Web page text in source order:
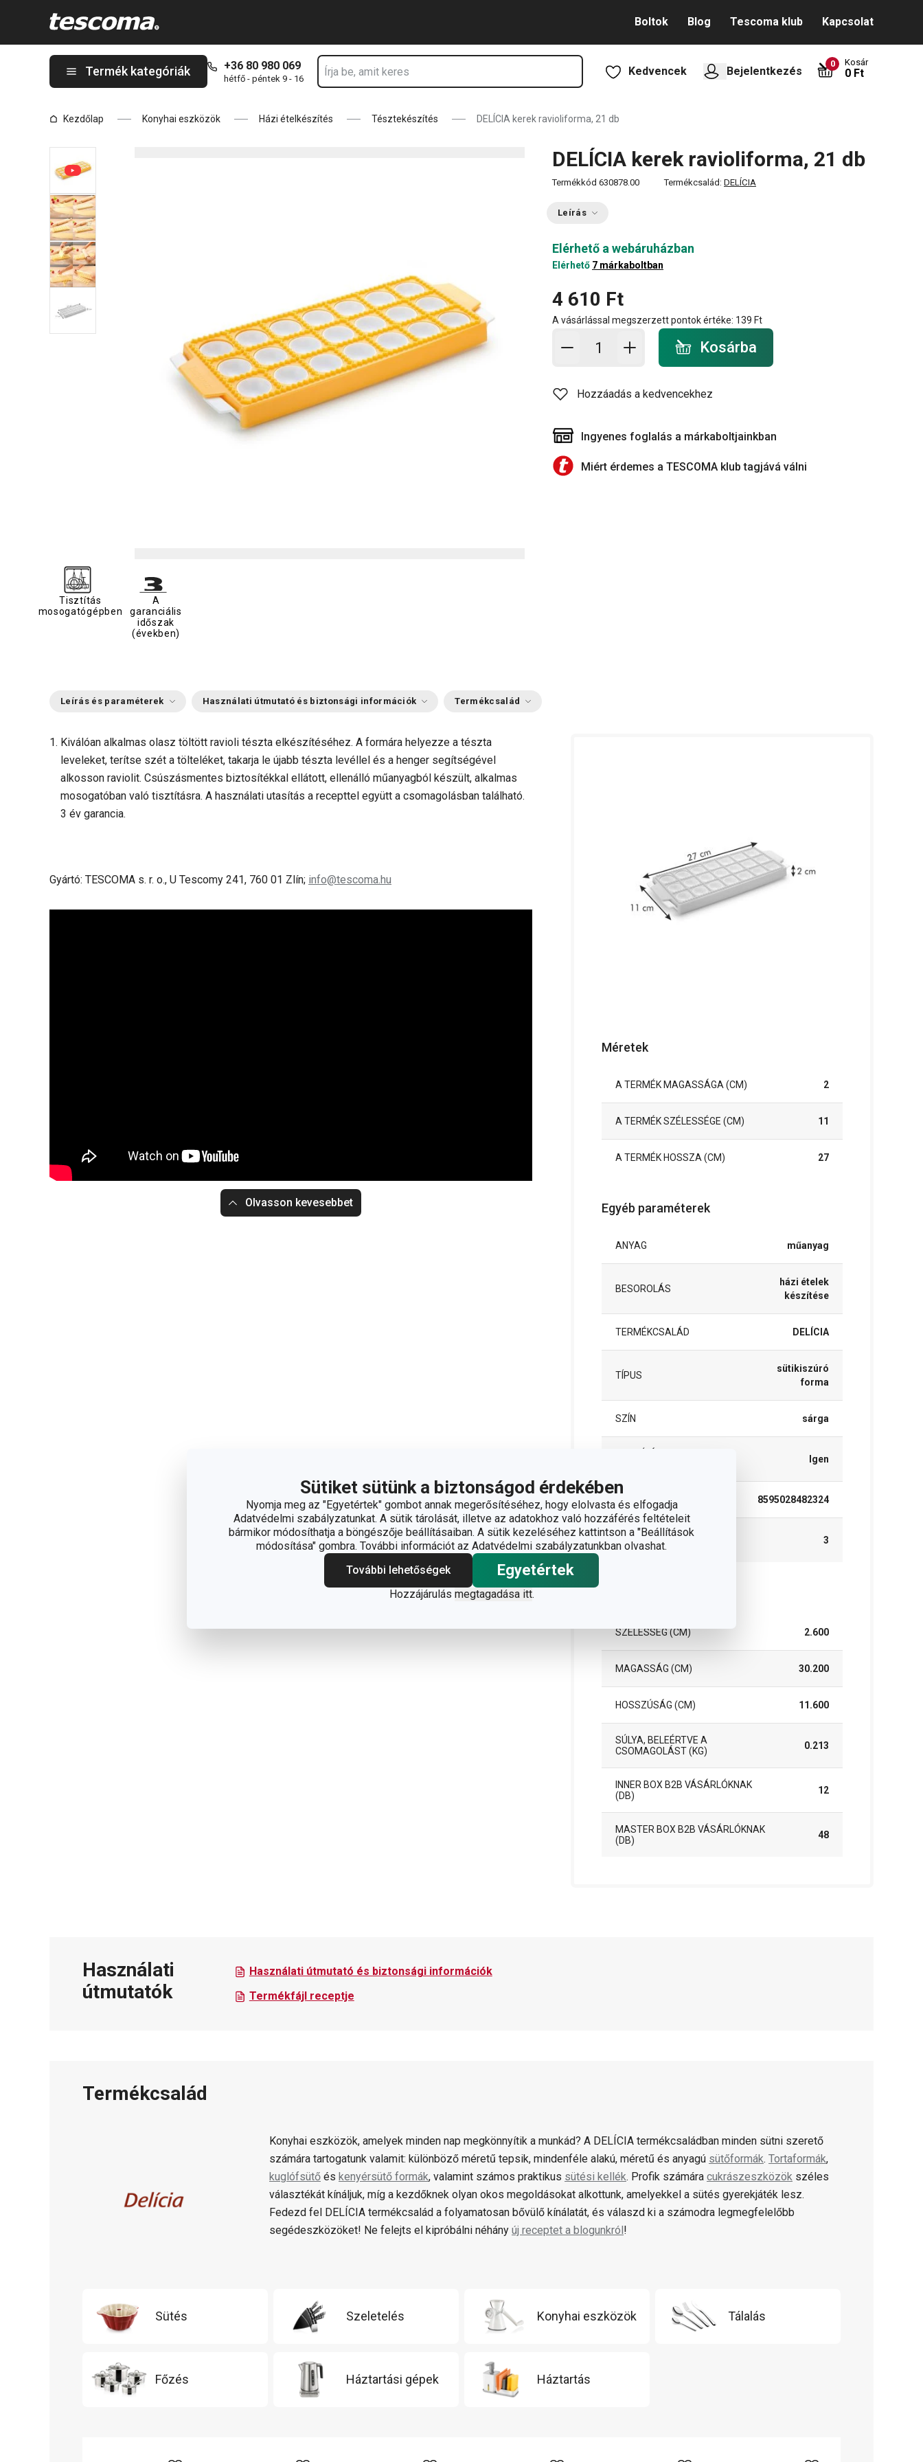
Sütiket sütünk a biztonságod érdekében
Nyomja meg az "Egyetértek" gombot annak megerősítéséhez, hogy elolvasta és elfogadja
Adatvédelmi szabályzatunkat. A sütik tárolását, illetve az adatokhoz való hozzáférés feltételeit
bármikor módosíthatja a böngészője beállításaiban. A sütik kezeléséhez kattintson a "Beállítások
módosítása" gombra. További információt az Adatvédelmi szabályzatunkban olvashat.
További lehetőségek
Egyetértek
Hozzájárulás megtagadása itt.
Boltok Blog Tescoma klub Kapcsolat
Termék kategóriák +36 80 980 069
hétfő - péntek 9 - 16
Kedvencek Bejelentkezés
0 Kosár
0 Ft
Kezdőlap Konyhai eszközök Házi ételkészítés Tésztekészítés DELÍCIA kerek ravioliforma, 21 db
DELÍCIA kerek ravioliforma, 21 db
Termékkód 630878.00 Termékcsalád: DELÍCIA
Leírás
Elérhető a webáruházban
Elérhető 7 márkaboltban
4 610 Ft
A vásárlással megszerzett pontok értéke: 139 Ft
Kosárba - mennyiség
Kosárba
Hozzáadás a kedvencekhez
Ingyenes foglalás a márkaboltjainkban
Miért érdemes a TESCOMA klub tagjává válni
Tisztítás
mosogatógépben
A
garanciális
időszak
(években)
Leírás és paraméterek Használati útmutató és biztonsági információk Termékcsalád
Kiválóan alkalmas olasz töltött ravioli tészta elkészítéséhez. A formára helyezze a tészta
leveleket, terítse szét a tölteléket, takarja le újabb tészta levéllel és a henger segítségével
alkosson raviolit. Csúszásmentes biztosítékkal ellátott, ellenálló műanyagból készült, alkalmas
mosogatóban való tisztításra. A használati utasítás a recepttel együtt a csomagolásban található.
3 év garancia.
Gyártó: TESCOMA s. r. o., U Tescomy 241, 760 01 Zlín; info@tescoma.hu
Olvasson kevesebbet
Méretek
A TERMÉK MAGASSÁGA (CM) 2
A TERMÉK SZÉLESSÉGE (CM) 11
A TERMÉK HOSSZA (CM) 27
Egyéb paraméterek
ANYAG műanyag
BESOROLÁS
házi ételek
készítése
TERMÉKCSALÁD DELÍCIA
TÍPUS
sütikiszúró
forma
SZÍN sárga
Igen
EAN 8595028482324
A GARANCIÁLIS IDŐSZAK
(ÉVEKBEN)
3
SZÉLESSÉG (CM) 2.600
MAGASSÁG (CM) 30.200
HOSSZÚSÁG (CM) 11.600
SÚLYA, BELEÉRTVE A
CSOMAGOLÁST (KG)
0.213
INNER BOX B2B VÁSÁRLÓKNAK
(DB)
12
MASTER BOX B2B VÁSÁRLÓKNAK
(DB)
48
Használati
útmutatók
Használati útmutató és biztonsági információk
Termékfájl receptje
Termékcsalád
Konyhai eszközök, amelyek minden nap megkönnyítik a munkád? A DELÍCIA termékcsaládban minden sütni szerető
számára tartogatunk valamit: különböző méretű tepsik, mindenféle alakú, méretű és anyagú sütőformák. Tortaformák,
kuglófsütő és kenyérsütő formák, valamint számos praktikus sütési kellék. Profik számára cukrászeszközök széles
választékát kínáljuk, míg a kezdőknek olyan okos megoldásokat alkottunk, amelyekkel a sütés gyerekjáték lesz.
Fedezd fel DELÍCIA termékcsalád a folyamatosan bővülő kínálatát, és válaszd ki a számodra legmegfelelőbb
segédeszközöket! Ne felejts el kipróbálni néhány új receptet a blogunkról!
Sütés Szeletelés Konyhai eszközök Tálalás
Főzés Háztartási gépek Háztartás